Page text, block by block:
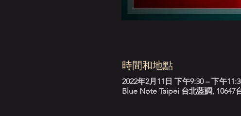
時間和地點
2022年2月11日 下午9:30 – 下午
Blue Note Taipei 台北藍調, 10647